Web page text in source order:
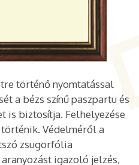
történő nyomtatással
a bézs színű paszpartu és
is biztosítja. Felhelyezése
Védelméről a
zsugorfólia
igazoló jelzés,